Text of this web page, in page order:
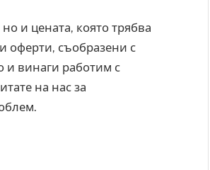
и цената, която трябва
оферти, съобразени с
и винаги работим с
на нас за